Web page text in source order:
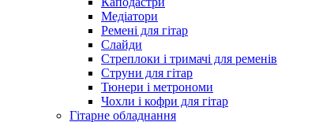
Медіатори
Ремені для гітар
Слайди
Стреплоки і тримачі для ременів
Струни для гітар
Тюнери і метрономи
Чохли і кофри для гітар
Гітарне обладнання